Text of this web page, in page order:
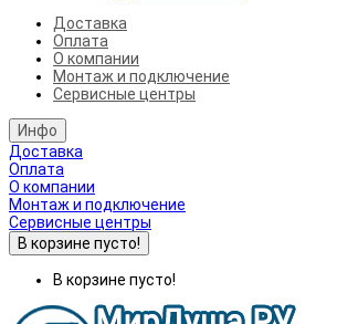
Доставка
Оплата
О компании
Монтаж и подключение
Сервисные центры
Инфо
Доставка
Оплата
О компании
Монтаж и подключение
Сервисные центры
В корзине пусто!
В корзине пусто!